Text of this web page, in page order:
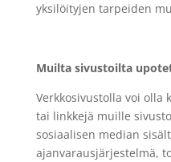
yksilöityjen tarpeiden
Muilta sivustoilta
Verkkosivustolla voi olla
tai linkkejä muille
sosiaalisen median
ajanvarausjärjestelmä,